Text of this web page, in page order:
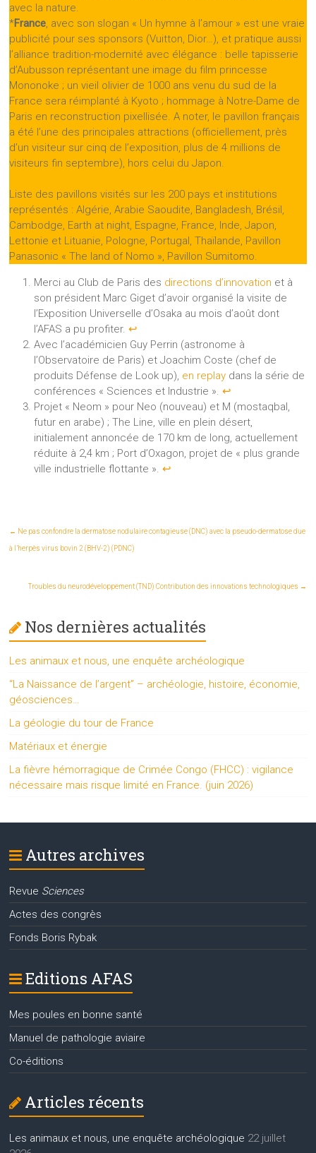
avec la nature.
*France , avec son slogan « Un hymne à l’amour » est une vraie
publicité pour ses sponsors (Vuitton, Dior…), et pratique aussi
l’alliance tradition-modernité avec élégance : belle tapisserie
d’Aubusson représentant une image du film princesse
Mononoke ; un vieil olivier de 1000 ans venu du sud de la
France sera réimplanté à Kyoto ; hommage à Notre-Dame de
Paris en reconstruction pixellisée. A noter, le pavillon français
a été l’une des principales attractions (officiellement, près
d’un visiteur sur cinq de l’exposition, plus de 4 millions de
visiteurs fin septembre), hors celui du Japon.
Liste des pavillons visités sur les 200 pays et institutions
représentés : Algérie, Arabie Saoudite, Bangladesh, Brésil,
Cambodge, Earth at night, Espagne, France, Inde, Japon,
Lettonie et Lituanie, Pologne, Portugal, Thaïlande, Pavillon
Panasonic « The land of Nomo », Pavillon Sumitomo.
Merci au Club de Paris des directions d’innovation et à
son président Marc Giget d’avoir organisé la visite de
l’Exposition Universelle d’Osaka au mois d’août dont
l’AFAS a pu profiter.↩︎
Avec l’académicien Guy Perrin (astronome à
l’Observatoire de Paris) et Joachim Coste (chef de
produits Défense de Look up), en replay dans la série de
conférences « Sciences et Industrie ».↩︎
Projet « Neom » pour Neo (nouveau) et M (mostaqbal,
futur en arabe) ; The Line, ville en plein désert,
initialement annoncée de 170 km de long, actuellement
réduite à 2,4 km ; Port d’Oxagon, projet de « plus grande
ville industrielle flottante ».↩︎
← Ne pas confondre la dermatose nodulaire contagieuse (DNC) avec la pseudo-dermatose due
à l’herpès virus bovin 2 (BHV-2) (PDNC)
Troubles du neurodéveloppement (TND) Contribution des innovations technologiques →
Nos dernières actualités
Les animaux et nous, une enquête archéologique
“La Naissance de l’argent” – archéologie, histoire, économie,
géosciences…
La géologie du tour de France
Matériaux et énergie
La fièvre hémorragique de Crimée Congo (FHCC) : vigilance
nécessaire mais risque limité en France. (juin 2026)
Autres archives
Revue Sciences
Actes des congrès
Fonds Boris Rybak
Editions AFAS
Mes poules en bonne santé
Manuel de pathologie aviaire
Co-éditions
Articles récents
Les animaux et nous, une enquête archéologique 22 juillet